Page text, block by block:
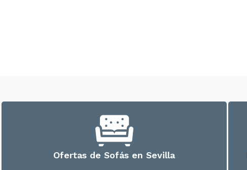
Ofertas de Sofás en Sevilla